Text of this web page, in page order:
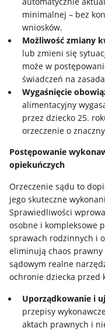
minimalnej – bez
wniosków.
Możliwość zmiany
lub zmieni się
może w
świadczeń na
Wygaśnięcie
alimentacyjny
przez dziecko 25.
orzeczenie o
Postępowanie
opiekuńczych
Orzeczenie sądu to
jego skuteczne
Sprawiedliwości
osobne i kompleksowe
sprawach rodzinnych i
eliminują chaos
sądowym realne
ochronie dziecka przed
Uporządkowanie i
przepisy
aktach prawnych i